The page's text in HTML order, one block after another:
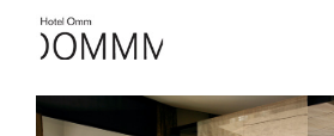
El Hotel
Habitaciones